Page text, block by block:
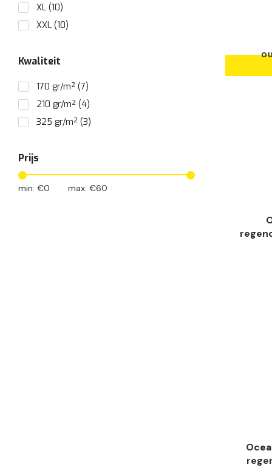
XL(10)
XXL(10)
Kwaliteit
170 gr/m²(7)
210 gr/m²(4)
325 gr/m²(3)
Prijs
min: €0 max: €60